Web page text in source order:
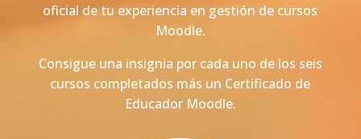
oficial de tu experiencia en gestión de cursos
Moodle.
Consigue una insignia por cada uno de los seis
cursos completados más un Certificado de
Educador Moodle.